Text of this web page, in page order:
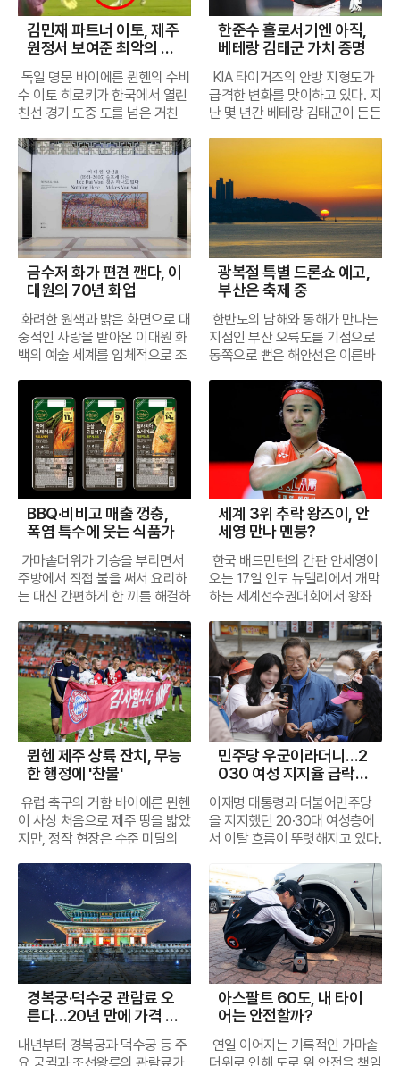
융권에 따르면 홈플러스는 이날
부터 주요 점포 67곳을 대상으로
가오픈에 들어가고, 오는 13일
정식 영업을 재개할 예정이다. 지
난달 13일 전 점포 문을 닫은 지
22일 만이다. 앞서 홈플러스는
서울회생법원의 허가를 받아 메
리츠증권·메리츠캐피탈·메리츠
화재 등 메리츠금융 계열사로부
터 2000억원의 DIP 자금을 최
종 수령했다. DIP는 회생기업이
영업을 지속하기 위해 법원 관리
아래 조달하는 운영자금이다.홈
플러스는 확보한 자금을 우선 협
력업체 대금 지급과 상품 매입에
투입하고 있다. 지난 4일부터 전
점포에 인력을 배치해 매대 정비
와 재고 점검, 신규 상품 진열 작
업을 진행했으며, 중단됐던 신선
식품과 유제품, 가공식품 공급도
배송 차량과 피커 인력을 재정비
해 오프라인 영업과 함께 복원한
다는 계획이다.다만 납품업체들
의 경계심은 여전하다. 과거 미정
산 대금 문제가 남아 있는 만큼
상당수 식품업체는 선입금을 전
제로 제품을 공급하겠다는 입장
이다. 대상과 CJ제일제당 등 일
부 업체는 이미 납품을 시작했으
며, 서울우유와 롯데웰푸드, 풀무
원, 농심, 롯데칠성음료 등도 품
목과 거래 조건을 조율 중이다.
반면 일부 식품·주류 업체는 대금
지급 상황과 회생 절차 진행을 지
켜보며 납품 여부를 검토하고 있
다. 업계에서는 중소 협력사까지
포함한 미정산 규모가 2000억
원을 넘을 수 있다는 관측도 나온
다.홈플러스가 점포 문을 다시 여
는 데 성공하더라도 과제는 적지
않다. 대형마트 업황이 온라인 쇼
핑 확대와 소비 침체로 구조적 한
계에 부딪힌 상황에서 기존 방식
만으로는 수익성을 회복하기 어
렵기 때문이다. 이에 홈플러스는
고한 점포 압축과 자체브랜드(P
B) 중심 전략을 추진하고 있다.
대형 복층 매장을 약 1000평 규
모의 단층 매장으로 줄이고, 비식
품과 가전 비중을 낮추는 대신 신
선식품, 간편식, 생활필수품과 P
B 브랜드 ‘심플러스’ 비중을 확대
하겠다는 구상이다.그러나 PB
확대만으로 반전을 만들기는 어
조의 경쟁력은 단순히 PB 비중
숙련된 솜씨로 공기압을 측정하
고 부족한 부분을 채워주는 데 걸
리는 시간은 단 5분 내외다. 소비
자가 정비소를 찾아오길 기다리
는 대신, 브랜드가 직접 고객의
휴가지로 찾아가 안전이라는 가
치를 선물하는 이색적인 광경이
다.한국타이어가 기획한 이번 캠
페인은 단순한 홍보를 넘어 운전
자가 타이어 관리의 중요성을 스
스로 체감하게 하는 데 목적이 있
다. 장거리 운전이 잦은 휴가철은
타이어 점검이 가장 필요한 시기
지만, 정작 피서지에서는 이를 잊
기 쉽다는 점을 정확히 파고들었
다. 실제로 현장에서 점검을 받은
운전자들은 육안으로는 확인하
기 어려운 편마모나 공기압 부족
현상을 발견하고는 정기 점검의
필요성을 절감하고 있다. 안전한
작된다는 메시지가 현장을 찾은
수많은 피서객의 공감을 얻으며
브랜드 신뢰도로 이어지고 있다.
백사장 입구에 설치된 '한국타이
어 튜브숍'은 가족 단위 피서객들
에게 인기 만점인 체험형 팝업스
토어다. 오렌지와 블랙의 강렬한
색상으로 꾸며진 컨테이너 부스
에서는 타이어를 소재로 한 다채
로운 게임이 진행된다. 거대한 타
이어를 온몸으로 밀어 넘기는 '타
이어 플립'부터 적정 공기압을 맞
히는 타임어택 게임까지, 딱딱하
게 느껴질 수 있는 타이어라는 소
재를 즐거운 놀이로 승화시켰다.
부스 한편에 전시된 마모 단계별
타이어는 홈의 깊이에 따른 위험
성을 시각적으로 전달하며 아이
들에게는 살아있는 안전 교육의
장이 되고 있다.체험의 즐거움은
실용적인 경품으로 이어진다. 미
션을 완수한 방문객에게는 타이
어 마모도를 직접 측정할 수 있는
키링과 졸음 방지용 껌이 포함된
'안전키트'가 증정된다. 또한 한
국타이어만의 독특한 타이어 모
해수욕을 즐기는 피서객들에게
실질적인 편의를 제공한다. 재미
와 안전, 그리고 편의성이라는 세
마리 토끼를 잡은 셈이다. 이러한
세심한 기획 덕분에 한낮의 무더
위 속에서도 튜브숍 앞은 차례를
기다리는 사람들로 인산인해를
이루며 망상해수욕장의 명물로
등극했다.한국타이어의 이러한
져 온 장기 캠페인의 일환이다.
김민재 파트너 이토, 제주
원정서 보여준 최악의 매
독일 명문 바이에른 뮌헨의 수비
수 이토 히로키가 한국에서 열린
친선 경기 도중 도를 넘은 거친
에 섰다. 지난 4일 제주월드컵경
기장에서 펼쳐진 제주SK FC와
의 '아우디 풋볼 서밋 2026'에 선
발 출전한 이토는 경기 내내 불안
한 모습을 보이더니 결국 상대 선
수에게 치명적인 부상을 입힐 뻔
한 장면을 연출했다. 프리시즌 투
어의 목적이 선수들의 컨디션 점
검과 팬 서비스에 있다는 점을 고
려할 때, 이토가 보여준 무모한
태클은 프로 선수로서의 기본 자
질마저 의심케 했다. 현장을 찾은
국내 팬들은 물론 경기를 지켜본
전 세계 축구 관계자들 사이에서
도 비판의 목소리가 높다.논란의
장면은 후반 8분경 바이에른 뮌
헨의 후방 빌드업 과정에서 발생
했다. 동료의 패스를 제대로 처리
하지 못한 이토는 소유권을 제주
SK의 공격수 신상은에게 내주자
이를 만회하기 위해 무리한 태클
을 시도했다. 공과는 상관없이 뒤
늦게 들어간 이토의 발은 신상은
의 정강이 부분을 강하게 가격했
고, 피해 선수는 비명을 지르며
그라운드에 쓰러졌다. 자칫하면
을 위협할 수 있는 아찔한 상황이
었으나 주심은 이토에게 경고 한
장을 주는 데 그쳤다. 하지만 판
정의 수위와 별개로 이토의 행동
이 지닌 위험성은 경기 후 더 큰
파장을 불러일으켰다.독일 현지
매체들은 이토의 플레이를 두고
'터무니없는 파울'이라며 일제히
포화를 퍼부었다. 독일 언론 스폭
스는 프리시즌 경기에서 전혀 불
필요한 거친 행동이었다고 지적
했으며, 트리뷰나는 최악의 경우
신상은의 선수 생활이 끝날 수도
있었다며 이토의 무책임함을 강
하게 질타했다. 유럽 매체들이 자
국 리그 소속 선수의 파울에 이토
록 강경한 어조를 사용하는 것은
이례적인 일이다. 이는 이토의 태
클이 축구의 기본 정신인 '페어플
레이'를 심각하게 훼손했다는 공
감대가 형성되었음을 의미한다.
자기 진영에서 발생한 단순한 실
수에 과잉 대응한 이토의 판단력
부족이 도마 위에 올랐다.일본 국
가대표팀의 핵심 수비수이자 뮌
한준수 홀로서기엔 아직,
베테랑 김태군 가치 증명
KIA 타이거즈의 안방 지형도가
급격한 변화를 맞이하고 있다. 지
난 몇 년간 베테랑 김태군이 든든
자리가 이제는 차세대 주전으로
기우는 모양새다. 기록이 이를 증
명한다. 8월 6일 기준 한준수는
581이닝의 수비를 소화하며 팀
내 포수 중 가장 많은 시간을 안
방에서 보냈다. 부상 여파가 있었
다고는 하나 김태군의 수비 이닝
이 254.2이닝에 그친 점을 고려
하면, 이범호 감독의 포수 운용
철학이 본격적인 세대교체 궤도
에 진입했음을 알 수 있다. 젊은
포수의 성장을 위해 베테랑이 시
간을 벌어주던 단계를 지나 이제
는 실전에서의 비중 자체가 역전
된 셈이다.한준수의 주전 도약은
KIA가 오랫동안 그려온 시나리
오의 결실이다. 올해 만 27세인
한준수는 체력적인 강점은 물론
투수들과의 호흡에서도 한층 성
숙한 기량을 뽐내며 벤치의 신뢰
를 얻었다. 하지만 한준수의 비중
이 커졌다고 해서 김태군의 존재
감이 희미해진 것은 결코 아니다.
김태군은 49경기에서 2할 6푼
대의 타율과 0.713의 OPS를 기
력을 과시하고 있다. 특히 외국인
에이스 제임스 네일과의 찰떡궁
합은 김태군이 가진 노련한 리드
능력을 단적으로 보여주는 사례
다. 경기장 밖에서도 후배들에게
쓴소리를 아끼지 않는 더그아웃
리더로서 그의 가치는 대체 불가
능에 가깝다.김태군의 중요성은
그가 잠시 자리를 비웠던 부상 공
백기에 더욱 명확히 드러났다. 한
준수가 주전으로 경기를 책임질
수는 있었지만, 그 뒤를 받쳐줄
백업 자원의 무게감이 현저히 떨
어졌기 때문이다. 지난해까지 수
비에서 힘을 보탰던 한승택이 FA
를 통해 KT로 떠난 이후, KIA 포
수진의 뎁스는 눈에 띄게 얇아졌
다. 트레이드로 영입한 주효상이
1군 무대에서 확실한 믿음을 주
지 못하면서 김태군의 빈자리는
더욱 크게 느껴졌다. 한준수 단독
체제로 시즌 전체를 끌고 가기에
는 여전히 리스크가 크다는 사실
이 이번 시즌을 통해 다시 한번
확인된 셈이다.이러한 상황에서
금수저 화가 편견 깬다, 이
대원의 70년 화업
화려한 원색과 밝은 화면으로 대
중적인 사랑을 받아온 이대원 화
백의 예술 세계를 입체적으로 조
중인 이번 회고전은 작가를 수식
하던 '금수저 화가'라는 단편적인
이미지를 걷어내고, 그가 한국적
유화를 구축하기 위해 쏟았던 치
열한 고뇌를 추적한다. 70년에
걸친 방대한 화업을 연대기 순으
로 배치한 전시장에는 1930년대
초기작부터 말년의 초대형 역작
까지 수백 점의 작품이 공개되어
관람객들을 압도한다. 단순히 팔
자 좋은 화가의 풍경화가 아닌,
동서양의 조형 언어를 융합하려
했던 지식인 예술가의 집요한 발
자취가 고스란히 담겼다.이대원
의 회화에서 가장 눈에 띄는 특징
은 서양의 유화 물감을 사용하면
서도 동양화의 점과 선을 극대화
했다는 점이다. 전시장은 작가가
생전에 수집했던 강화반닫이와
나전칠기 등 전통 공예품을 작품
과 나란히 배치해 그의 독특한 기
법이 어디서 기원했는지를 시각
적으로 증명한다. 캔버스 위에 촘
촘히 박힌 원색의 점들은 인상주
의의 점묘법을 연상시키지만, 실
자수의 병치 기법에서 영감을 얻
은 결과물이다. 전통 공예의 미학
을 현대적 회화로 치환하려 했던
작가의 노력은 한국 현대미술의
정체성을 확립하는 중요한 이정
표가 되었다.작가는 법학을 전공
한 엘리트 지식인이자 5개 국어
에 능통한 외교가로서 한국 미술
의 토대를 닦는 데에도 헌신했다.
국내 최초의 상업 화랑인 반도화
랑을 운영하며 김환기와 장욱진
광복절 특별 드론쇼 예고,
부산은 축제 중
한반도의 남해와 동해가 만나는
지점인 부산 오륙도를 기점으로
동쪽으로 뻗은 해안선은 이른바
벨트를 형성한다. 이곳에는 한국
을 대표하는 두 해수욕장인 해운
대와 광안리가 나란히 자리하며
여름 피서객들을 불러 모으고 있
다. 전통적인 강자인 해운대가 여
전히 높은 인지도를 자랑하지만,
최근 관광객들의 실제 만족도와
감성 데이터를 분석한 결과에서
는 광안리가 해운대를 제치고 전
국 1위 관광지로 이름을 올리는
이변을 연출했다. 이는 단순한 방
문객 수를 넘어 여행의 질과 체험
을 중시하는 최근의 관광 트렌드
가 반영된 결과로 풀이된다.광안
리가 피서객들의 마음을 사로잡
은 비결은 낮과 밤을 가리지 않는
풍성한 콘텐츠에 있다. 특히 해가
진 뒤 광안리 밤하늘을 화려하게
수놓는 'M 드론라이트쇼'는 이제
부산을 상징하는 대표적인 야간
볼거리로 자리 잡았다. 매주 토요
일마다 천여 대의 드론이 펼치는
환상적인 군무는 관람객들에게
잊지 못할 감동을 선사한다. 다가
오는 8일에는 여름의 정취를 담
은 공연이 예정되어 있으며, 광복
웹툰 캐릭터를 활용한 연출 등 매
주 새로운 주제로 야간 관광의 정
수를 보여줄 계획이다.낮 시간대
의 광안리는 해양 스포츠의 천국
으로 변모한다. 최근 젊은 층 사
이에서 폭발적인 인기를 끌고 있
는 'SUP(스탠드 업 패들보드)'는
광안리 앞바다를 형형색색으로
물들인다. 보드 위에 서서 노를
저으며 광안대교를 배경으로 인
생 사진을 남길 수 있는 이 스포
BBQ·비비고 매출 껑충,
폭염 특수에 웃는 식품가
가마솥더위가 기승을 부리면서
주방에서 직접 불을 써서 요리하
는 대신 간편하게 한 끼를 해결하
특히 손질이 까다롭고 연기가 많
이 나는 생선 요리나 장시간 끓여
야 하는 보양식 메뉴들이 가정간
편식 형태로 재탄생하며 시장의
판도를 바꾸고 있다. 식품 대기업
들은 전문 식당 수준의 맛을 구현
한 프리미엄 제품들을 앞세워 무
더위에 지친 홈쿡족의 지갑을 공
략하는 데 성공했다. 이러한 흐름
은 단순한 편의를 넘어 건강과 미
식을 동시에 챙기려는 소비 트렌
드와 맞물려 더욱 가속화되는 양
상이다.CJ제일제당의 프리미엄
생선구이 제품군은 올여름 그야
말로 기록적인 판매고를 올리고
있다. 특히 연어 스테이크 제품은
지난 6월 한 달간 26만 개가 넘
게 팔려나가며 10초에 1개꼴로
판매되는 진기록을 세웠다. 지난
해 말 출시 이후 누적 판매량은
이미 140만 개를 돌파했으며, 최
근 선보인 틸라피아와 순살 고등
어 제품 역시 단기간에 20만 개
판매를 넘어서며 흥행을 이어가
고 있다. 번거로운 손질 과정 없
세계 3위 추락 왕즈이, 안
세영 만나 멘붕?
한국 배드민턴의 간판 안세영이
오는 17일 인도 뉴델리에서 개막
하는 세계선수권대회에서 왕좌
대회에서 가장 눈에 띄는 변화는
안세영의 오랜 숙적인 중국의 왕
즈이와 결승이 아닌 준결승에서
마주칠 가능성이 커졌다는 점이
다. 그동안 두 선수는 주요 대회
마다 결승전의 단골 손님으로 활
약하며 우승컵을 두고 다퉜으나,
최근 세계 랭킹의 지각변동이 일
어나면서 예상보다 이른 시점에
진검승부를 펼치게 됐다.이러한
대진의 변화는 왕즈이의 최근 부
진과 야마구치 아카네의 약진이
맞물린 결과다. 세계 2위를 굳건
히 지키던 왕즈이는 최근 일본오
픈과 중국오픈에서 잇달아 조기
탈락하며 랭킹 포인트 획득에 실
패했고, 결국 세계 3위로 내려앉
았다. 반면 꾸준한 성적을 낸 야
마구치가 2위 자리를 꿰차면서
시드 배정이 꼬이게 된 것이다.
왕즈이 입장에서는 상대 전적에
서 절대적 열세에 있는 안세영을
결승 문턱에서 만나게 된 상황이
곤혹스러울 수밖에 없다.안세영
의 대회 초반 일정은 비교적 순탄
뮌헨 제주 상륙 잔치, 무능
한 행정에 '찬물'
유럽 축구의 거함 바이에른 뮌헨
이 사상 처음으로 제주 땅을 밟았
지만, 정작 현장은 수준 미달의
주월드컵경기장에서 열린 친선
경기는 한국 축구의 간판 김민재
가 주장 완장을 차고 등장하며 3
만여 관중의 환호를 이끌어냈다.
하지만 화려한 그라운드 위 모습
과 달리 경기장 안팎은 통제 불능
의 혼란 그 자체였다. 주최 측의
미숙한 행정 처리는 축제 분위기
를 기대했던 팬들과 취재진에게
씻을 수 없는 실망감을 안겼다.가
장 큰 문제는 취재 현장의 기본
민주당 우군이라더니…2
030 여성 지지율 급락한
이재명 대통령과 더불어민주당
을 지지했던 20·30대 여성층에
서 이탈 흐름이 뚜렷해지고 있다.
권의 핵심 지지층으로 여겨졌던
젊은 여성들이 부동산, 주식시장,
여성 정책 등에 실망감을 드러내
면서 지지율 하락의 주요 변수로
떠오르고 있다.젊은 여성층의 불
만은 주거 문제에서 먼저 나타난
다. 결혼과 독립을 준비하는 20·
30대 사이에서는 적정 가격대의
전세 매물을 찾기 어렵다는 호소
가 이어지고 있다. 자가 마련은
물론 전셋집 구하기조차 쉽지 않
경복궁·덕수궁 관람료 오
른다…20년 만에 가격 현
내년부터 경복궁과 덕수궁 등 주
요 궁궐과 조선왕릉의 관람료가
아스팔트 60도, 내 타이
어는 안전할까?
연일 이어지는 기록적인 가마솥
더위로 인해 도로 위 안전을 책임